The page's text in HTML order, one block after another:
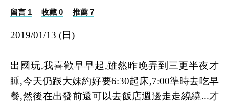
留言 1 收藏 0 推薦 7
2019/01/13 (日)
出國玩,我喜歡早早起,雖然昨晚弄到三更半夜才
睡,今天仍跟大妹約好要6:30起床,7:00準時去吃早
餐,然後在出發前還可以去飯店週邊走走繞繞...才